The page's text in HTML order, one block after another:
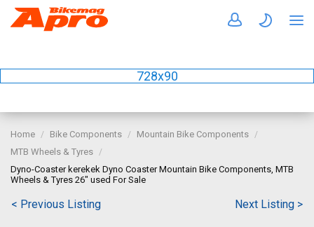
728x90
Home Bike Components
Mountain Bike Components
MTB Wheels & Tyres
Dyno-Coaster kerekek Dyno Coaster Mountain Bike Components, MTB
Wheels & Tyres 26" used For Sale
< Previous Listing Next Listing >